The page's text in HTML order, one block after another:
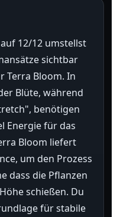
12/12 umstellst
sichtbar
Terra Bloom. In
Blüte, während
benötigen
Energie für das
Bloom liefert
um den Prozess
dass die Pflanzen
schießen. Du
für stabile